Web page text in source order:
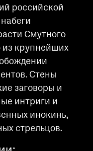
российской
Смутного
из крупнейших
Стены
заговоры и
интриги и
инокинь,
стрельцов.